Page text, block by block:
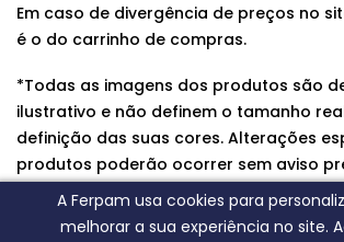
A Ferpam usa cookies para
melhorar a sua experiência no site.
Em caso de divergência de preços no
é o do carrinho de compras.
*Todas as imagens dos produtos são
ilustrativo e não definem o tamanho
definição das suas cores. Alterações
produtos poderão ocorrer sem aviso
fornecedores, qualquer dúvida sobre
entre em contato conosco.